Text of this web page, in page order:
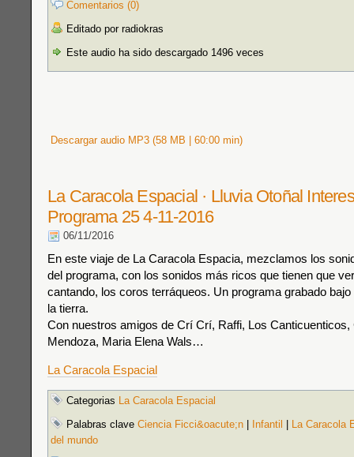
Comentarios (0)
Editado por radiokras
Este audio ha sido descargado 1496 veces
Descargar audio MP3 (58 MB | 60:00 min)
La Caracola Espacial · Lluvia Otoñal
Programa 25 4-11-2016
06/11/2016
En este viaje de La Caracola Espacia, mezclamos los
del programa, con los sonidos más ricos que tienen que
cantando, los coros terráqueos. Un programa grabado bajo
la tierra.
Con nuestros amigos de Crí Crí, Raffi, Los Canticuenticos,
Mendoza, Maria Elena Wals…
La Caracola Espacial
Categorias La Caracola Espacial
Palabras clave Ciencia Ficci&oacute;n Infantil
La Caracola
del mundo